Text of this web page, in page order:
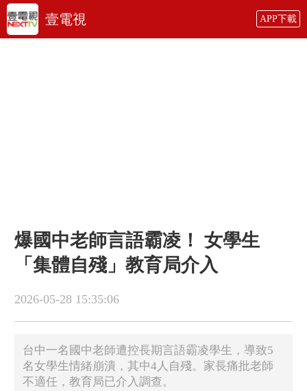
壹電視 APP下載
爆國中老師言語霸凌！ 女學生
「集體自殘」教育局介入
2026-05-28 15:35:06
台中一名國中老師遭控長期言語霸凌學生，導致5
名女學生情緒崩潰，其中4人自殘。家長痛批老師
不適任，教育局已介入調查。